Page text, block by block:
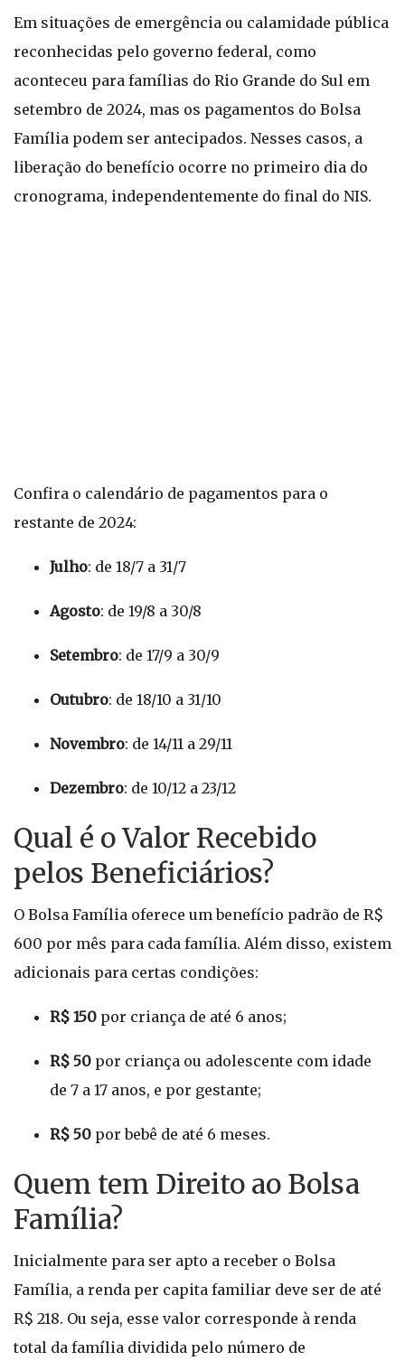
Em situações de emergência ou calamidade pública
reconhecidas pelo governo federal, como
aconteceu para famílias do Rio Grande do Sul em
setembro de 2024, mas os pagamentos do Bolsa
Família podem ser antecipados. Nesses casos, a
liberação do benefício ocorre no primeiro dia do
cronograma, independentemente do final do NIS.
Confira o calendário de pagamentos para o
restante de 2024:
Julho: de 18/7 a 31/7
Agosto: de 19/8 a 30/8
Setembro: de 17/9 a 30/9
Outubro: de 18/10 a 31/10
Novembro: de 14/11 a 29/11
Dezembro: de 10/12 a 23/12
Qual é o Valor Recebido
pelos Beneficiários?
O Bolsa Família oferece um benefício padrão de R$
600 por mês para cada família. Além disso, existem
adicionais para certas condições:
R$ 150 por criança de até 6 anos;
R$ 50 por criança ou adolescente com idade
de 7 a 17 anos, e por gestante;
R$ 50 por bebê de até 6 meses.
Quem tem Direito ao Bolsa
Família?
Inicialmente para ser apto a receber o Bolsa
Família, a renda per capita familiar deve ser de até
R$ 218. Ou seja, esse valor corresponde à renda
total da família dividida pelo número de